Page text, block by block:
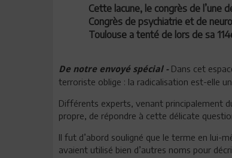
Cette lacune, le congrès de l’une
Congrès de psychiatrie et de
Toulouse a tenté de lors de sa
De notre envoyé spécial - Dans cet
terroriste oblige : la radicalisation est-elle
Différents experts, venant principalement
propre, de répondre à cette délicate
Il fut d’abord souligné que le terme en lui-
avaient utilisé bien d’autres noms pour